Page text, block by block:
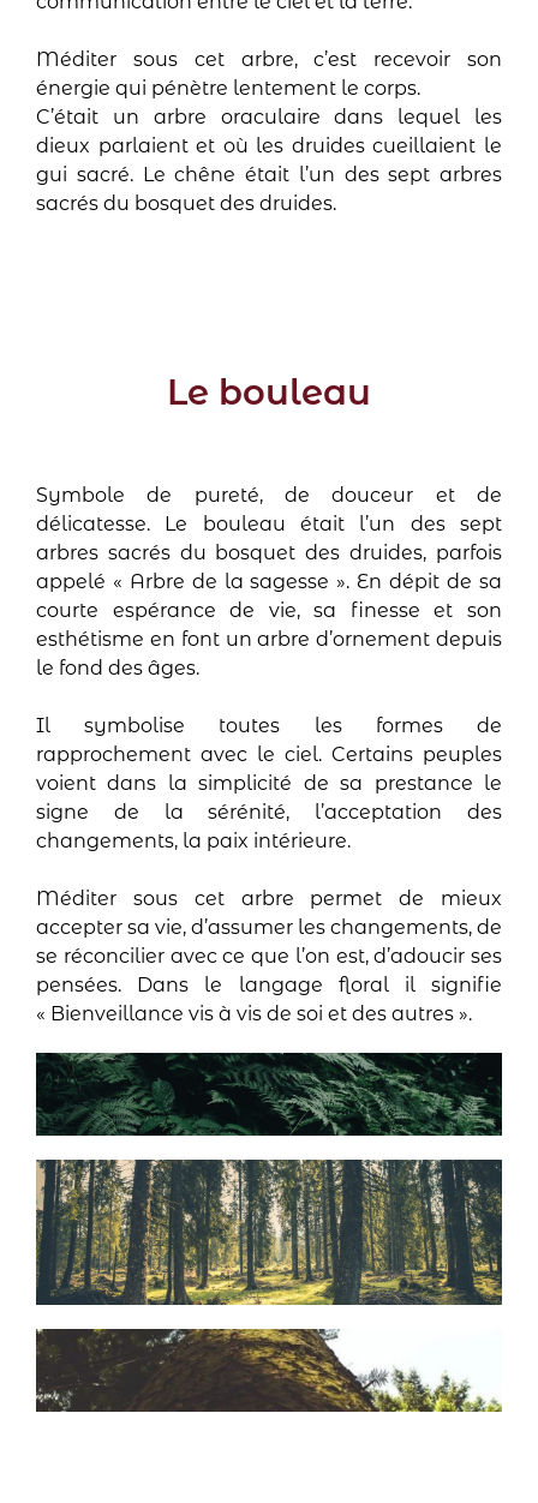
Méditer sous cet arbre, c’est recevoir son
énergie qui pénètre lentement le corps.
C’était un arbre oraculaire dans lequel les
dieux parlaient et où les druides cueillaient le
gui sacré. Le chêne était l’un des sept arbres
sacrés du bosquet des druides.
Le bouleau
Symbole de pureté, de douceur et de
délicatesse. Le bouleau était l’un des sept
arbres sacrés du bosquet des druides, parfois
appelé « Arbre de la sagesse ». En dépit de sa
courte espérance de vie, sa finesse et son
esthétisme en font un arbre d’ornement depuis
le fond des âges.
Il symbolise toutes les formes de
rapprochement avec le ciel. Certains peuples
voient dans la simplicité de sa prestance le
signe de la sérénité, l’acceptation des
changements, la paix intérieure.
Méditer sous cet arbre permet de mieux
accepter sa vie, d’assumer les changements, de
se réconcilier avec ce que l’on est, d’adoucir ses
pensées. Dans le langage floral il signifie
« Bienveillance vis à vis de soi et des autres ».